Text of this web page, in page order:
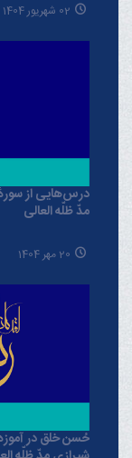
02 شهریور 1404
درس‌هایی از
مدّ ظلّه العالی
20 مهر 1404
حُسن خلق در